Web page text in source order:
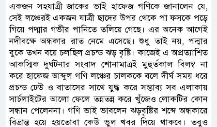
একজন সহযাত্রী জাকের ভাই হাফেজ গণিকে জানালেন যে,
সেই লঞ্চেরই একজন যাত্রী ছাদের উপর থেকে পা ফসকে পড়ে
গিয়ে পদ্মার গভীর পানিতে তলিয়ে গেছে। এর অনেক আগেই
নদীবক্ষে অন্ধকার রাত নেমে এসেছে। শুধু তাই নয়, পদ্মার
বুকে তখন বয়ে চলছিল প্রচন্ড ঝড় বৃষ্টি। কাজেই এ অপ্রত্যাশিত
আকস্মিক দুর্ঘটনার সংবাদ শোনামাত্রই মুহুর্তকাল বিলম্ব না
করে হাফেজ আব্দুল গণি লঞ্চের চালককে বলে দীর্ঘ সময় ধরে
প্রচন্ড ঢেউ ও বাতাসের সাথে যুদ্ধ করে সম্ভাব্য সব এলাকায়
সার্চলাইটের আলো ফেলে তন্নতন্ন করে খুঁজেও লোকটির কোন
সন্ধান পেলেননা। গণি ভাই ভাবলেন ঝড়বৃষ্টির শব্দে অন্ধকারে
বিভ্রান্ত হয়ে হয়তোবা কেউ ভুল খবর দিয়ে থাকবে। তবুও